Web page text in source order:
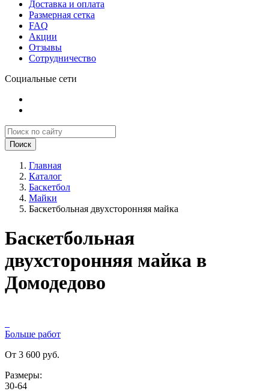
Доставка и оплата
Размерная сетка
FAQ
Акции
Отзывы
Сотрудничество
Социальные сети
Поиск
Главная
Каталог
Баскетбол
Майки
Баскетбольная двухсторонняя майка
Баскетбольная
двухсторонняя майка в
Домодедово
Больше работ
От 3 600 руб.
Размеры:
30-64